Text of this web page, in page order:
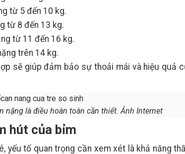
từ 5 đến 10 kg.
từ 8 đến 13 kg.
từ 11 đến 16 kg.
trên 14 kg.
sẽ giúp đảm bảo sự thoải mái và hiệu quả
nặng là điều hoàn toàn cần thiết. Ảnh Internet
hút của bỉm
yếu tố quan trọng cần xem xét là khả năng